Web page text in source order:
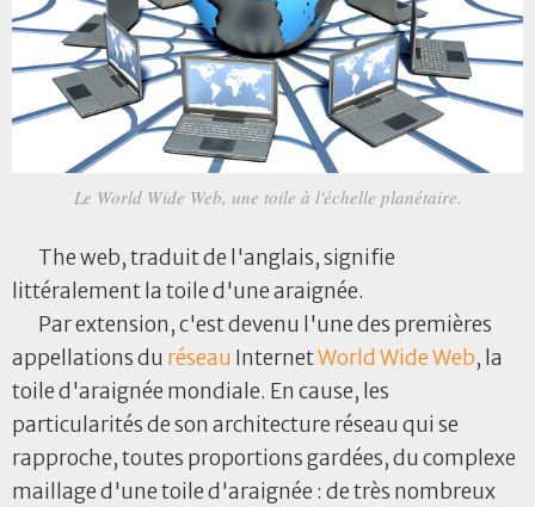
Le World Wide Web, une toile à l'échelle planétaire.
The web, traduit de l'anglais, signifie
littéralement la toile d'une araignée.
Par extension, c'est devenu l'une des premières
appellations du réseau InternetWorld Wide Web, la
toile d'araignée mondiale. En cause, les
particularités de son architecture réseau qui se
rapproche, toutes proportions gardées, du complexe
maillage d'une toile d'araignée : de très nombreux